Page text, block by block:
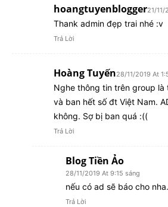
hoangtuyenblogger21/11/
Thank admin đẹp trai nhé :v
Trả Lời
Hoàng Tuyến28/11/2019 At
Nghe thông tin trên group là
và ban hết số đt Việt Nam.
không. Sợ bị ban quá :((
Trả Lời
Blog Tiền Ảo
28/11/2019 At 9:15 sáng
nếu có ad sẽ báo cho nha.
Trả Lời